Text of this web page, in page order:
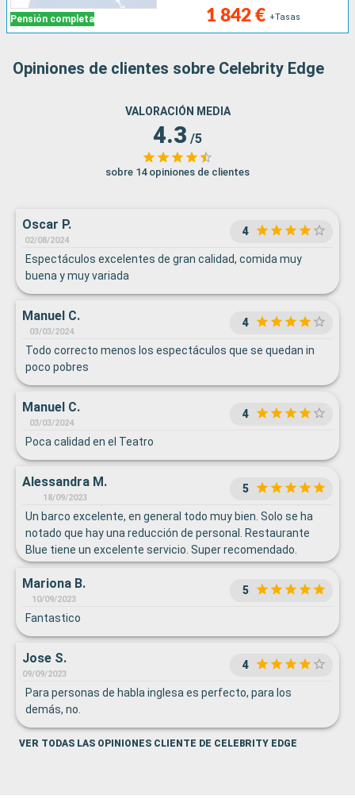
Pensión completa 1 842 € +Tasas
Opiniones de clientes sobre Celebrity Edge
VALORACIÓN MEDIA
4.3 /5
sobre 14 opiniones de clientes
Oscar P.
02/08/2024
4
Espectáculos excelentes de gran calidad, comida muy
buena y muy variada
Manuel C.
03/03/2024
4
Todo correcto menos los espectáculos que se quedan in
poco pobres
Manuel C.
03/03/2024
4
Poca calidad en el Teatro
Alessandra M.
18/09/2023
5
Un barco excelente, en general todo muy bien. Solo se ha
notado que hay una reducción de personal. Restaurante
Blue tiene un excelente servicio. Super recomendado.
Habitación y persona a cargo muy bien.
Mariona B.
10/09/2023
5
Fantastico
Jose S.
09/09/2023
4
Para personas de habla inglesa es perfecto, para los
demás, no.
VER TODAS LAS OPINIONES CLIENTE DE CELEBRITY EDGE